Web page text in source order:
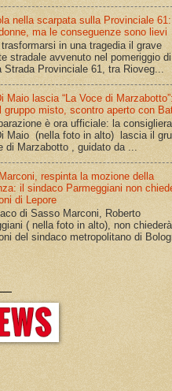
nella scarpata sulla Provinciale
ma le conseguenze sono lievi
in una tragedia il grave
stradale avvenuto nel pomeriggio
Strada Provinciale 61, tra Rioveg...
Maio lascia “La Voce di
gruppo misto, scontro aperto con
è ora ufficiale: la consigliera
Maio (nella foto in alto) lascia il
di Marzabotto , guidato da ...
respinta la mozione della
il sindaco Parmeggiani non
di Lepore
di Sasso Marconi, Roberto
( nella foto in alto), non
del sindaco metropolitano di